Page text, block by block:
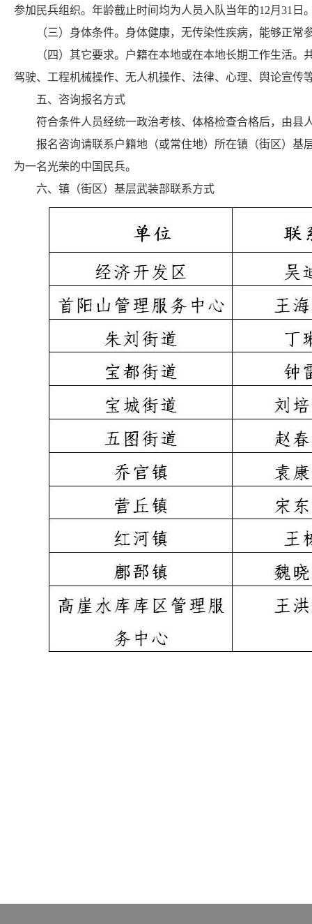
参加民兵组织。年龄截止时间均为人员入队当年的12月31日
（三）身体条件。身体健康，无传染性疾病，能够正常
（四）其它要求。户籍在本地或在本地长期工作生活。
驾驶、工程机械操作、无人机操作、法律、心理、舆论宣传
五、咨询报名方式
符合条件人员经统一政治考核、体格检查合格后，由县
报名咨询请联系户籍地（或常住地）所在镇（街区）基
为一名光荣的中国民兵。
六、镇（街区）基层武装部联系方式